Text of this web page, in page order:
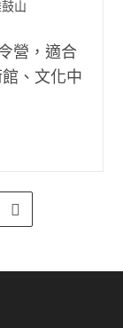
山
營，適合
、文化中
Go to the next